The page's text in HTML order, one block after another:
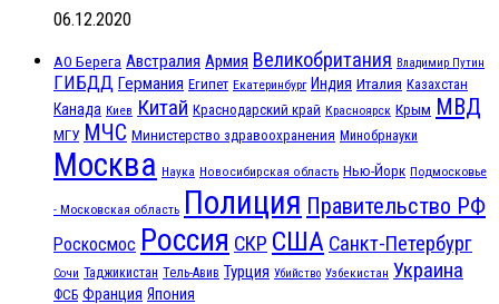
06.12.2020
АО Берега Австралия Армия Великобритания Владимир Путин
ГИБДД Германия Египет Екатеринбург Индия Италия Казахстан
Канада Киев Китай Краснодарский край Красноярск Крым МВД
МГУ МЧС Министерство здравоохранения Минобрнауки
Москва Наука Новосибирская область Нью-Йорк Подмосковье
- Московская область Полиция Правительство РФ
Роскосмос Россия СКР США Санкт-Петербург
Сочи Таджикистан Тель-Авив Турция Убийство Узбекистан Украина
ФСБ Франция Япония